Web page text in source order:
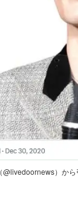
@livedoornews）から